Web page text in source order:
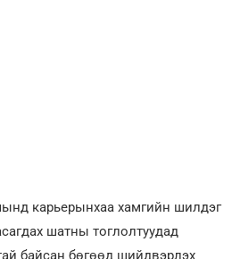
карьерынхаа хамгийн шилдэг
шатны тоглолтуудад
байсан бөгөөд шийдвэрлэх